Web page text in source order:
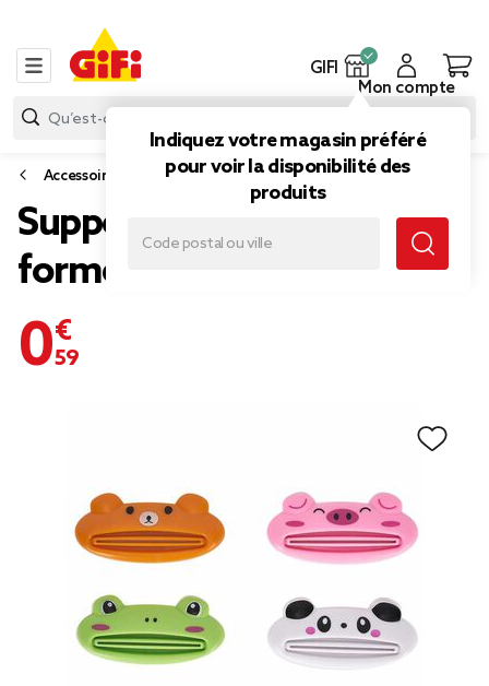
GIFI
Indiquez votre magasin préféré
pour voir la disponibilité des
produits
Mon compte
Accessoires salle de bain
Support pour dentifrice
forme animal x4
0,59 €